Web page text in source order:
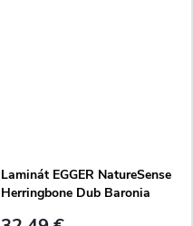
Laminát EGGER NatureSense
Herringbone Dub Baronia